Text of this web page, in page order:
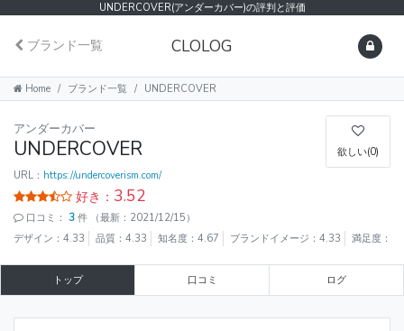
UNDERCOVER(アンダーカバー)の評判と評価
ブランド一覧 CLOLOG
Home ブランド一覧 UNDERCOVER
欲しい(0)
アンダーカバー
UNDERCOVER
URL： https://undercoverism.com/
好き： 3.52
口コミ： 3 件
（最新：2021/12/15）
デザイン：4.33
品質：4.33 知名度：4.67 ブランドイメージ：4.33 満足度：
トップ 口コミ ログ